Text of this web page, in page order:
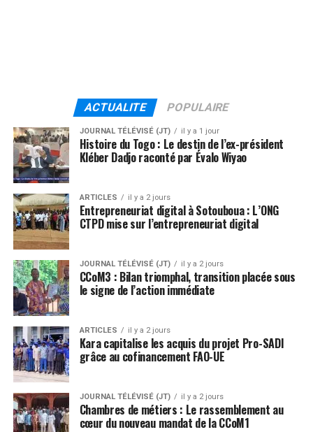
ACTUALITE POPULAIRE
JOURNAL TÉLÉVISÉ (JT) il y a 1 jour
Histoire du Togo : Le destin de l’ex-président
Kléber Dadjo raconté par Évalo Wiyao
ARTICLES il y a 2 jours
Entrepreneuriat digital à Sotouboua : L’ONG
CTPD mise sur l’entrepreneuriat digital
JOURNAL TÉLÉVISÉ (JT) il y a 2 jours
CCoM3 : Bilan triomphal, transition placée sous
le signe de l’action immédiate
ARTICLES il y a 2 jours
Kara capitalise les acquis du projet Pro-SADI
grâce au cofinancement FAO-UE
JOURNAL TÉLÉVISÉ (JT) il y a 2 jours
Chambres de métiers : Le rassemblement au
cœur du nouveau mandat de la CCoM1